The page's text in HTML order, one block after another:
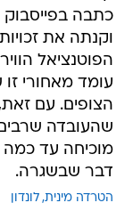
כתבה
וקנתה את
הפוטנציאל
עומד מאחורי זו
הצופים. עם זאת,
שהעובדה
מוכיחה עד כמה
דבר שבשגרה.
הטרדה מינית לונדון